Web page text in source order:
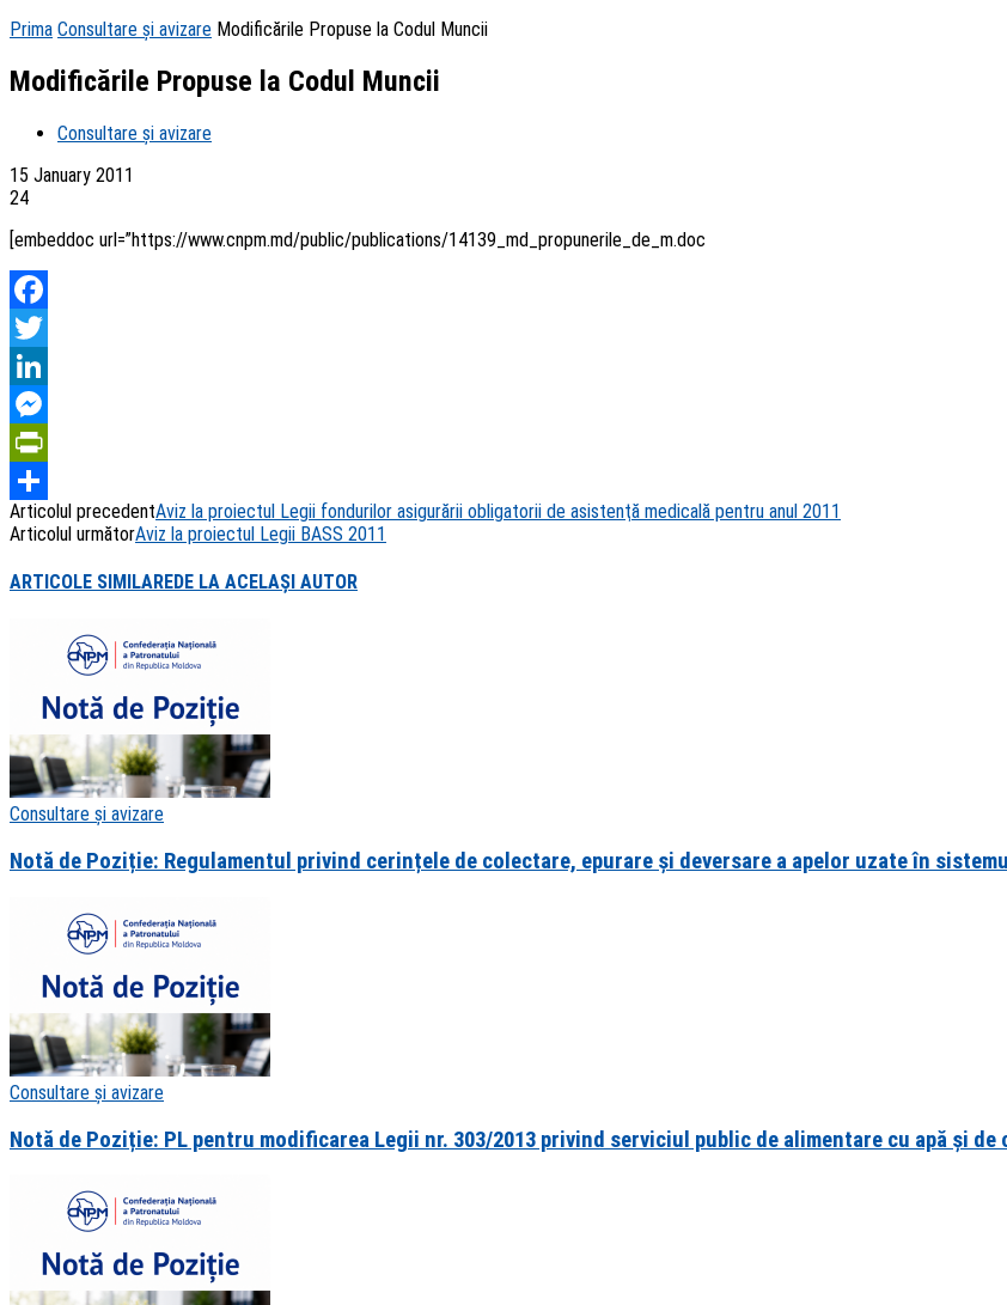
Prima Consultare și avizare Modificările Propuse la Codul Muncii
Modificările Propuse la Codul Muncii
Consultare și avizare
15 January 2011
24
[embeddoc url=”https://www.cnpm.md/public/publications/14139_md_propunerile_de_m.doc
Facebook
Twitter
LinkedIn
Messenger
PrintFriendly
Share
Articolul precedentAviz la proiectul Legii fondurilor asigurării obligatorii de asistenţă medicală pentru anul 2011
Articolul următorAviz la proiectul Legii BASS 2011
ARTICOLE SIMILAREDE LA ACELAȘI AUTOR
Consultare și avizare
Notă de Poziție: Regulamentul privind cerințele de colectare, epurare și deversare a apelor uzate în
Consultare și avizare
Notă de Poziție: PL pentru modificarea Legii nr. 303/2013 privind serviciul public de alimentare cu apă și de